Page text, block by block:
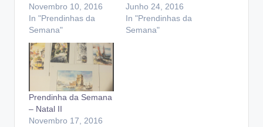
Novembro 10, 2016
In "Prendinhas da
Semana"
Junho 24, 2016
In "Prendinhas da
Semana"
Prendinha da Semana
– Natal II
Novembro 17, 2016